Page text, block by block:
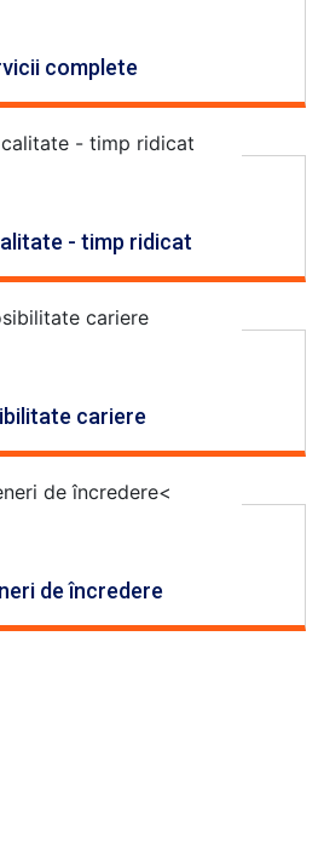
complete
- timp ridicat
cariere
de încredere